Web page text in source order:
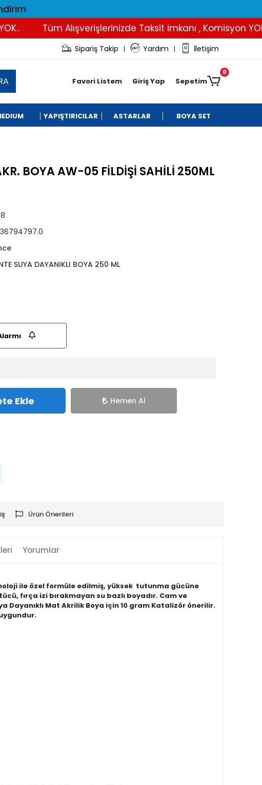
Tüm Alışverişlerinizde Taksit imkanı , Komisyon YOK..
Sipariş Takip | Yardım | İletişim
Favori Listem Giriş Yap Sepetim
0
YAPIŞTIRICILAR ASTARLAR BOYA SET
BOYA AW-05 FİLDİŞİ SAHİLİ 250ML
SUYA DAYANIKLI BOYA 250 ML
Ekle Hemen Al
Ürün Önerileri
Yorumlar
ile özel formüle edilmiş, yüksek tutunma gücüne
fırça izi bırakmayan su bazlı boyadır. Cam ve
Mat Akrilik Boya için 10 gram Katalizör önerilir.